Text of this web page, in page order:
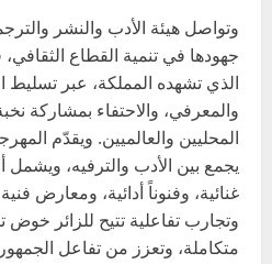
وتواصل هيئة الأدب والنشر
جهودها في تنمية القطاع
الذي تشهده المملكة، عبر تسليط
والمعرفي، والاحتفاء بمشاركة
المحليين والعالميين. ويقدّم
يجمع بين الأدب والترفيه،
غنائية، وفنوناً أدائية، ومعارض
وتجارب تفاعلية تتيح للزائر خوض
متكاملة، وتعزز من تفاعل